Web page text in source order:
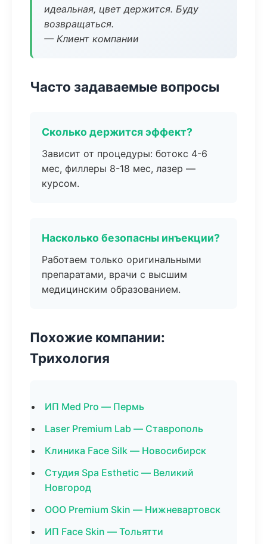
идеальная, цвет держится. Буду
возвращаться.
— Клиент компании
Часто задаваемые вопросы
Сколько держится эффект?
Зависит от процедуры: ботокс 4-6
мес, филлеры 8-18 мес, лазер —
курсом.
Насколько безопасны инъекции?
Работаем только оригинальными
препаратами, врачи с высшим
медицинским образованием.
Похожие компании:
Трихология
ИП Med Pro — Пермь
Laser Premium Lab — Ставрополь
Клиника Face Silk — Новосибирск
Студия Spa Esthetic — Великий
Новгород
ООО Premium Skin — Нижневартовск
ИП Face Skin — Тольятти